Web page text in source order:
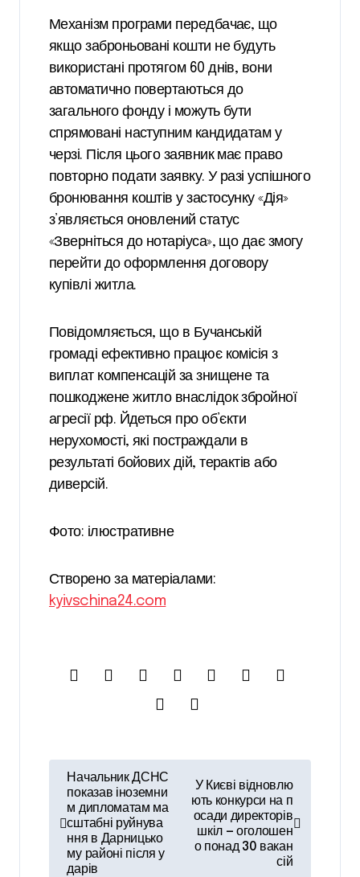
Механізм програми передбачає, що
якщо заброньовані кошти не будуть
використані протягом 60 днів, вони
автоматично повертаються до
загального фонду і можуть бути
спрямовані наступним кандидатам у
черзі. Після цього заявник має право
повторно подати заявку. У разі успішного
бронювання коштів у застосунку «Дія»
з’являється оновлений статус
«Зверніться до нотаріуса», що дає змогу
перейти до оформлення договору
купівлі житла.
Повідомляється, що в Бучанській
громаді ефективно працює комісія з
виплат компенсацій за знищене та
пошкоджене житло внаслідок збройної
агресії рф. Йдеться про об’єкти
нерухомості, які постраждали в
результаті бойових дій, терактів або
диверсій.
Фото: ілюстративне
Створено за матеріалами:
kyivschina24.com
в
Начальник ДСНС
показав іноземни
м дипломатам ма
сштабні руйнува
ння в Дарницько
му районі після у
дарів
У Києві відновлю
ють конкурси на п
осади директорів
шкіл — оголошен
о понад 30 вакан
сій